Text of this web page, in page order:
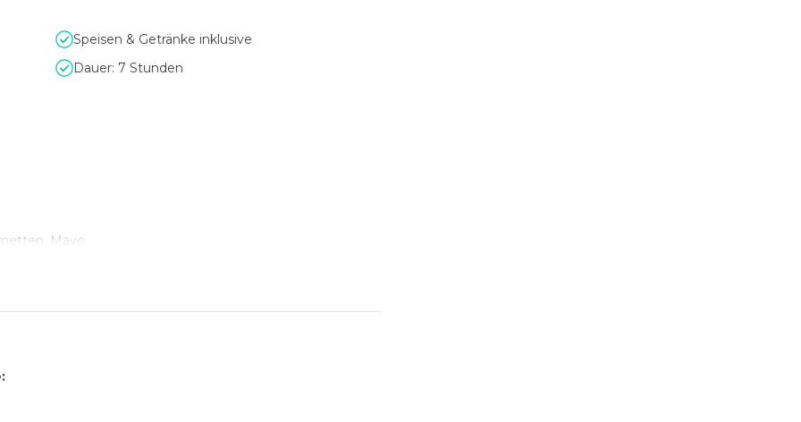
Speisen & Getränke inklusive
Dauer: 7 Stunden
Mayo